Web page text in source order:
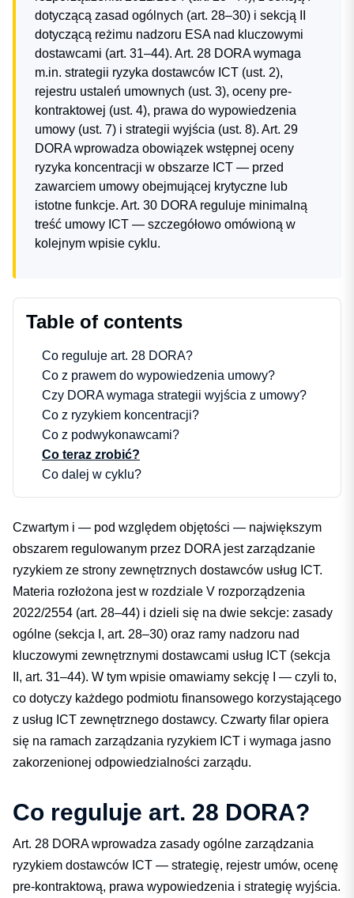
dotyczącą zasad ogólnych (art. 28–30) i sekcją II
dotyczącą reżimu nadzoru ESA nad kluczowymi
dostawcami (art. 31–44). Art. 28 DORA wymaga
m.in. strategii ryzyka dostawców ICT (ust. 2),
rejestru ustaleń umownych (ust. 3), oceny pre-
kontraktowej (ust. 4), prawa do wypowiedzenia
umowy (ust. 7) i strategii wyjścia (ust. 8). Art. 29
DORA wprowadza obowiązek wstępnej oceny
ryzyka koncentracji w obszarze ICT — przed
zawarciem umowy obejmującej krytyczne lub
istotne funkcje. Art. 30 DORA reguluje minimalną
treść umowy ICT — szczegółowo omówioną w
kolejnym wpisie cyklu.
Table of contents
Co reguluje art. 28 DORA?
Co z prawem do wypowiedzenia umowy?
Czy DORA wymaga strategii wyjścia z umowy?
Co z ryzykiem koncentracji?
Co z podwykonawcami?
Co teraz zrobić?
Co dalej w cyklu?
Czwartym i — pod względem objętości — największym
obszarem regulowanym przez DORA jest zarządzanie
ryzykiem ze strony zewnętrznych dostawców usług ICT.
Materia rozłożona jest w rozdziale V rozporządzenia
2022/2554 (art. 28–44) i dzieli się na dwie sekcje: zasady
ogólne (sekcja I, art. 28–30) oraz ramy nadzoru nad
kluczowymi zewnętrznymi dostawcami usług ICT (sekcja
II, art. 31–44). W tym wpisie omawiamy sekcję I — czyli to,
co dotyczy każdego podmiotu finansowego korzystającego
z usług ICT zewnętrznego dostawcy. Czwarty filar opiera
się na ramach zarządzania ryzykiem ICT i wymaga jasno
zakorzenionej odpowiedzialności zarządu.
Co reguluje art. 28 DORA?
Art. 28 DORA wprowadza zasady ogólne zarządzania
ryzykiem dostawców ICT — strategię, rejestr umów, ocenę
pre-kontraktową, prawa wypowiedzenia i strategię wyjścia.